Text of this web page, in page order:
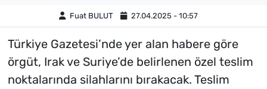
Fuat BULUT 27.04.2025 - 10:57
Türkiye Gazetesi’nde yer alan habere göre
örgüt, Irak ve Suriye’de belirlenen özel teslim
noktalarında silahlarını bırakacak. Teslim